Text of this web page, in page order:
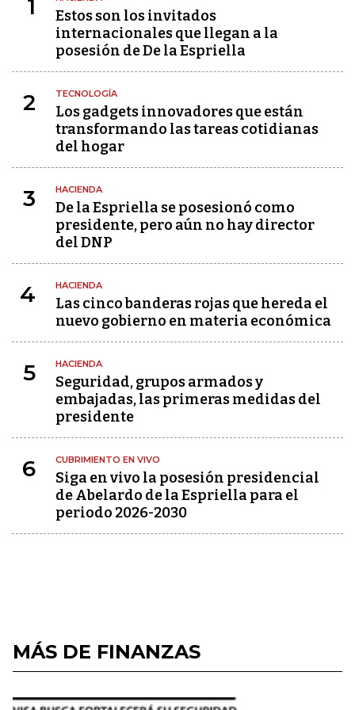
1
Estos son los invitados
internacionales que llegan a la
posesión de De la Espriella
2 TECNOLOGÍA
Los gadgets innovadores que están
transformando las tareas cotidianas
del hogar
3 HACIENDA
De la Espriella se posesionó como
presidente, pero aún no hay director
del DNP
4 HACIENDA
Las cinco banderas rojas que hereda el
nuevo gobierno en materia económica
5 HACIENDA
Seguridad, grupos armados y
embajadas, las primeras medidas del
presidente
6 CUBRIMIENTO EN VIVO
Siga en vivo la posesión presidencial
de Abelardo de la Espriella para el
periodo 2026-2030
MÁS DE FINANZAS